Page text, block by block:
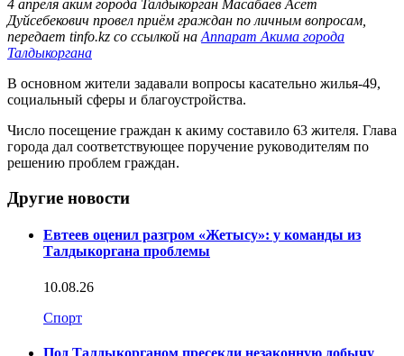
4 апреля аким города Талдыкорган Масабаев Асет
Дуйсебекович провел приём граждан по личным вопросам,
передает tinfo.kz со ссылкой наАппарат Акима города
Талдыкоргана
В основном жители задавали вопросы касательно жилья-49,
социальный сферы и благоустройства.
Число посещение граждан к акиму составило 63 жителя. Глава
города дал соответствующее поручение руководителям по
решению проблем граждан.
Другие новости
Евтеев оценил разгром «Жетысу»: у команды из
Талдыкоргана проблемы
10.08.26
Спорт
Под Талдыкорганом пресекли незаконную добычу